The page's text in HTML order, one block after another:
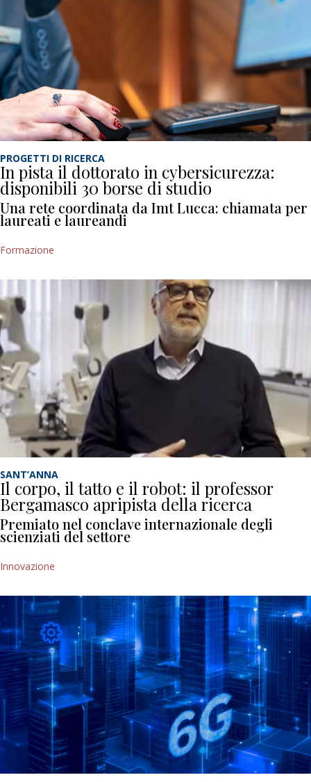
PROGETTI DI RICERCA
In pista il dottorato in cybersicurezza:
disponibili 30 borse di studio
Una rete coordinata da Imt Lucca: chiamata per
laureati e laureandi
Formazione
SANT’ANNA
Il corpo, il tatto e il robot: il professor
Bergamasco apripista della ricerca
Premiato nel conclave internazionale degli
scienziati del settore
Innovazione